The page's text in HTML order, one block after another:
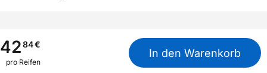
M+S
Nein
Verstärkt
4284€
pro Reifen
In den Warenkorb